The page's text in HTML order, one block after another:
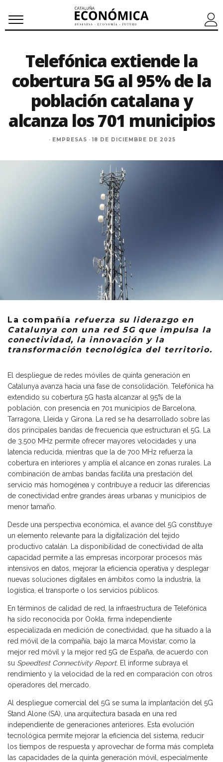
Telefónica extiende la
cobertura 5G al 95% de la
población catalana y
alcanza los 701 municipios
· EMPRESAS · 18 DE DICIEMBRE DE 2025
La compañía refuerza su liderazgo en
Catalunya con una red 5G que impulsa la
conectividad, la innovación y la
transformación tecnológica del territorio.
El despliegue de redes móviles de quinta generación en
Catalunya avanza hacia una fase de consolidación. Telefónica ha
extendido su cobertura 5G hasta alcanzar al 95% de la
población, con presencia en 701 municipios de Barcelona,
Tarragona, Lleida y Girona. La red se ha desarrollado sobre las
dos principales bandas de frecuencia que estructuran el 5G. La
de 3.500 MHz permite ofrecer mayores velocidades y una
latencia reducida, mientras que la de 700 MHz refuerza la
cobertura en interiores y amplía el alcance en zonas rurales. La
combinación de ambas bandas facilita una prestación del
servicio más homogénea y contribuye a reducir las diferencias
de conectividad entre grandes áreas urbanas y municipios de
menor tamaño.
Desde una perspectiva económica, el avance del 5G constituye
un elemento relevante para la digitalización del tejido
productivo catalán. La disponibilidad de conectividad de alta
capacidad permite a las empresas incorporar procesos más
intensivos en datos, mejorar la eficiencia operativa y desplegar
nuevas soluciones digitales en ámbitos como la industria, la
logística, el transporte o los servicios públicos.
En términos de calidad de red, la infraestructura de Telefónica
ha sido reconocida por Ookla, firma independiente
especializada en medición de conectividad, que ha situado a la
red móvil de la compañía, bajo la marca Movistar, como la
mejor red móvil y la mejor red 5G de España, de acuerdo con
su Speedtest Connectivity Report. El informe subraya el
rendimiento y la velocidad de la red en comparación con otros
operadores del mercado.
Al despliegue comercial del 5G se suma la implantación del 5G
Stand Alone (SA), una arquitectura basada en una red
independiente de generaciones anteriores. Esta evolución
tecnológica permite mejorar la eficiencia del sistema, reducir
los tiempos de respuesta y aprovechar de forma más completa
las capacidades de la quinta generación móvil, especialmente